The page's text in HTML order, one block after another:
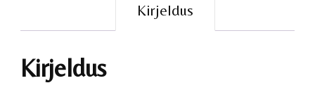
Kirjeldus
Kirjeldus